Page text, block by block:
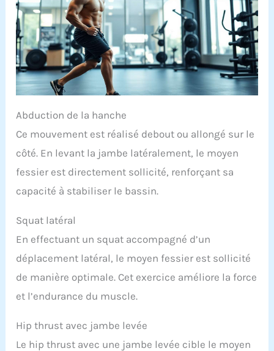
Abduction de la hanche
Ce mouvement est réalisé debout ou allongé sur le
côté. En levant la jambe latéralement, le moyen
fessier est directement sollicité, renforçant sa
capacité à stabiliser le bassin.
Squat latéral
En effectuant un squat accompagné d’un
déplacement latéral, le moyen fessier est sollicité
de manière optimale. Cet exercice améliore la force
et l’endurance du muscle.
Hip thrust avec jambe levée
Le hip thrust avec une jambe levée cible le moyen